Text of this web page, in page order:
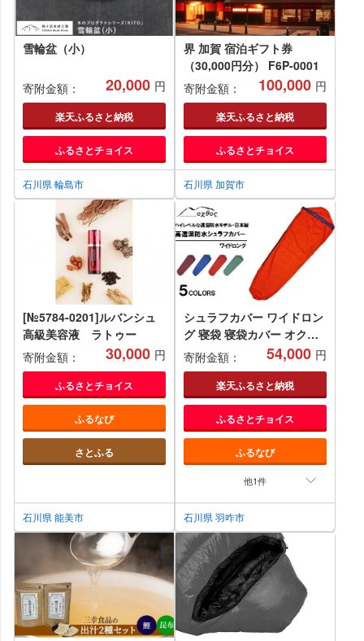
雪輪盆（小）
寄附金額： 20,000 円
楽天ふるさと納税
ふるさとチョイス
石川県 輪島市
界 加賀 宿泊ギフト券
（30,000円分） F6P-0001
寄附金額：
100,000 円
楽天ふるさと納税
ふるさとチョイス
石川県 加賀市
[№5784-0201]ルバンシュ
高級美容液 ラトゥー
寄附金額：
30,000 円
ふるさとチョイス
ふるなび
さとふる
石川県 能美市
シュラフカバー ワイドロン
グ 寝袋 寝袋カバー オクト
ス oxtos 高透湿防水 シュ
ラフ スリーピングバッグ キ
ャンプ用品 アウトドア用品
登山用品 アウトドアギア キ
ャンプギア テント泊 登山
防水シュラフ 透湿素材 軽量
コンパクト 石川 能登 羽咋
寄附金額： 54,000 円
楽天ふるさと納税
ふるさとチョイス
ふるなび
他1件
石川県 羽咋市